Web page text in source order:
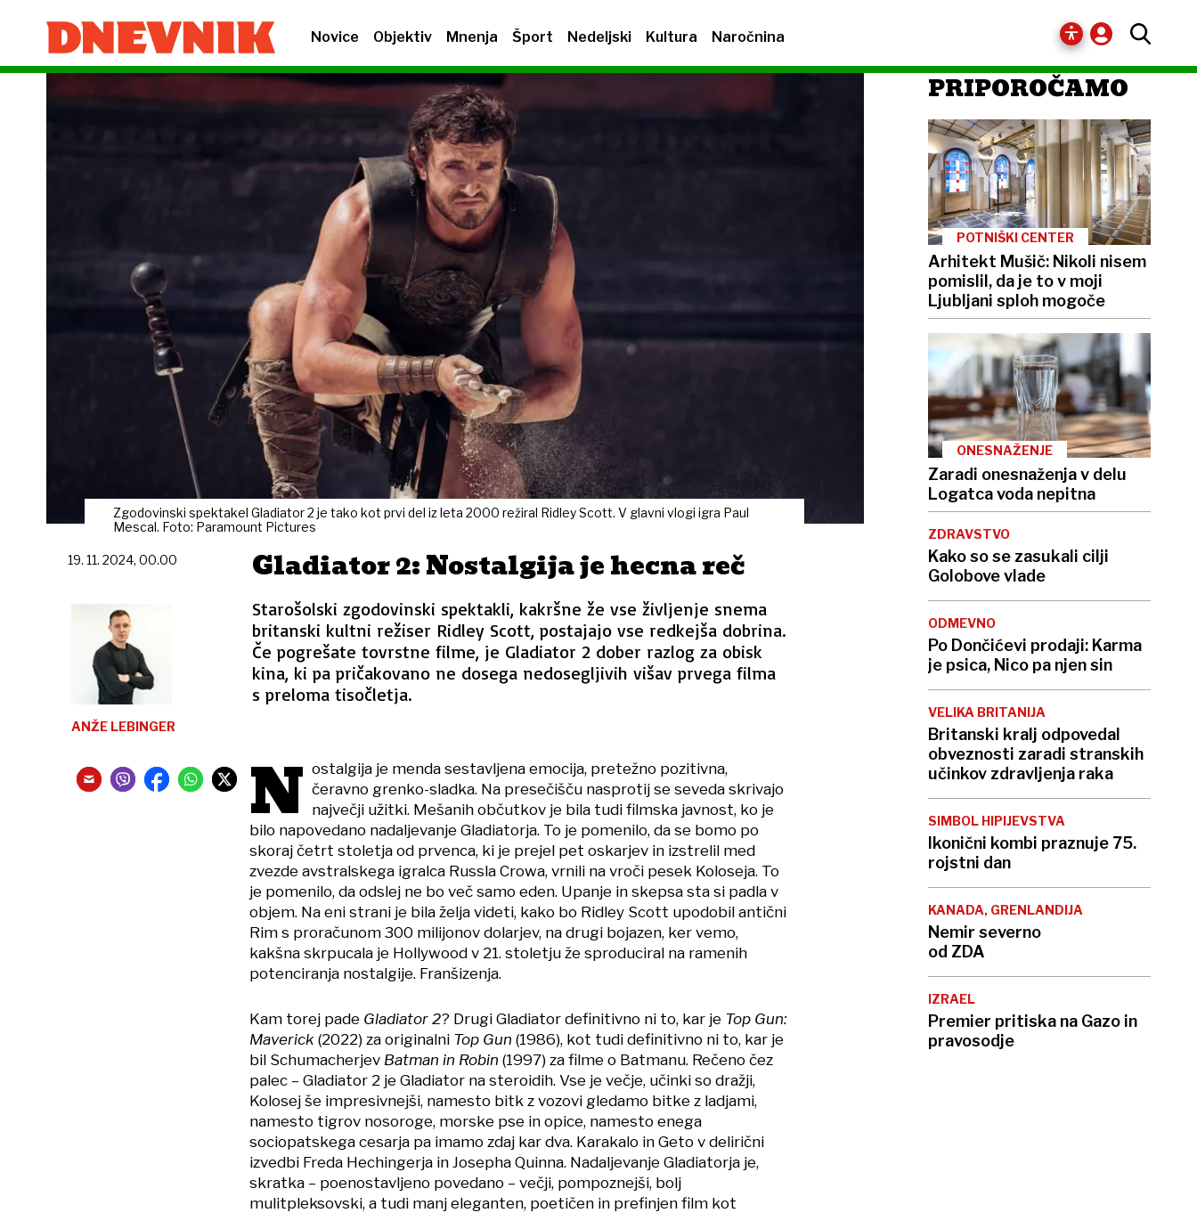
Novice Objektiv Mnenja Šport Nedeljski Kultura Naročnina
Zgodovinski spektakel Gladiator 2 je tako kot prvi del iz leta 2000 režiral Ridley Scott. V glavni vlogi igra Paul
Mescal. Foto: Paramount Pictures
Gladiator 2: Nostalgija je hecna reč
Starošolski zgodovinski spektakli, kakršne že vse življenje snema
britanski kultni režiser Ridley Scott, postajajo vse redkejša dobrina.
Če pogrešate tovrstne filme, je Gladiator 2 dober razlog za obisk
kina, ki pa pričakovano ne dosega nedosegljivih višav prvega filma
s preloma tisočletja.
19. 11. 2024, 00.00
ANŽE LEBINGER
N ostalgija je menda sestavljena emocija, pretežno pozitivna,
čeravno grenko-sladka. Na presečišču nasprotij se seveda skrivajo
največji užitki. Mešanih občutkov je bila tudi filmska javnost, ko je
bilo napovedano nadaljevanje Gladiatorja. To je pomenilo, da se bomo po
skoraj četrt stoletja od prvenca, ki je prejel pet oskarjev in izstrelil med
zvezde avstralskega igralca Russla Crowa, vrnili na vroči pesek Koloseja. To
je pomenilo, da odslej ne bo več samo eden. Upanje in skepsa sta si padla v
objem. Na eni strani je bila želja videti, kako bo Ridley Scott upodobil antični
Rim s proračunom 300 milijonov dolarjev, na drugi bojazen, ker vemo,
kakšna skrpucala je Hollywood v 21. stoletju že sproduciral na ramenih
potenciranja nostalgije. Franšizenja.
Kam torej pade Gladiator 2? Drugi Gladiator definitivno ni to, kar je Top Gun:
Maverick (2022) za originalni Top Gun (1986), kot tudi definitivno ni to, kar je
bil Schumacherjev Batman in Robin (1997) za filme o Batmanu. Rečeno čez
palec – Gladiator 2 je Gladiator na steroidih. Vse je večje, učinki so dražji,
Kolosej še impresivnejši, namesto bitk z vozovi gledamo bitke z ladjami,
namesto tigrov nosoroge, morske pse in opice, namesto enega
sociopatskega cesarja pa imamo zdaj kar dva. Karakalo in Geto v delirični
izvedbi Freda Hechingerja in Josepha Quinna. Nadaljevanje Gladiatorja je,
skratka – poenostavljeno povedano – večji, pompoznejši, bolj
mulitpleksovski, a tudi manj eleganten, poetičen in prefinjen film kot
PRIPOROČAMO
POTNIŠKI CENTER
Arhitekt Mušič: Nikoli nisem
pomislil, da je to v moji
Ljubljani sploh mogoče
ONESNAŽENJE
Zaradi onesnaženja v delu
Logatca voda nepitna
ZDRAVSTVO
Kako so se zasukali cilji
Golobove vlade
ODMEVNO
Po Dončićevi prodaji: Karma
je psica, Nico pa njen sin
VELIKA BRITANIJA
Britanski kralj odpovedal
obveznosti zaradi stranskih
učinkov zdravljenja raka
SIMBOL HIPIJEVSTVA
Ikonični kombi praznuje 75.
rojstni dan
KANADA, GRENLANDIJA
Nemir severno
od ZDA
IZRAEL
Premier pritiska na Gazo in
pravosodje